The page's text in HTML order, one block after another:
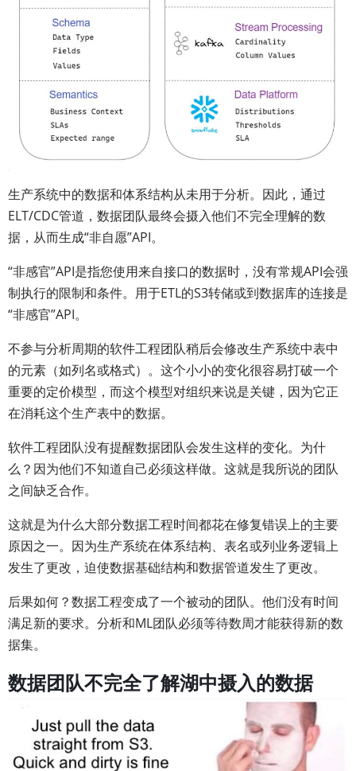
生产系统中的数据和体系结构从未用于分析。因此，通过
ELT/CDC管道，数据团队最终会摄入他们不完全理解的数
据，从而生成“非自愿”API。
“非感官”API是指您使用来自接口的数据时，没有常规API会强
制执行的限制和条件。用于ETL的S3转储或到数据库的连接是
“非感官”API。
不参与分析周期的软件工程团队稍后会修改生产系统中表中
的元素（如列名或格式）。这个小小的变化很容易打破一个
重要的定价模型，而这个模型对组织来说是关键，因为它正
在消耗这个生产表中的数据。
软件工程团队没有提醒数据团队会发生这样的变化。为什
么？因为他们不知道自己必须这样做。这就是我所说的团队
之间缺乏合作。
这就是为什么大部分数据工程时间都花在修复错误上的主要
原因之一。因为生产系统在体系结构、表名或列业务逻辑上
发生了更改，迫使数据基础结构和数据管道发生了更改。
后果如何？数据工程变成了一个被动的团队。他们没有时间
满足新的要求。分析和ML团队必须等待数周才能获得新的数
据集。
数据团队不完全了解湖中摄入的数据